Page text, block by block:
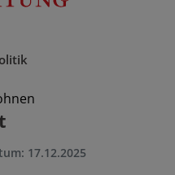
17.12.2025